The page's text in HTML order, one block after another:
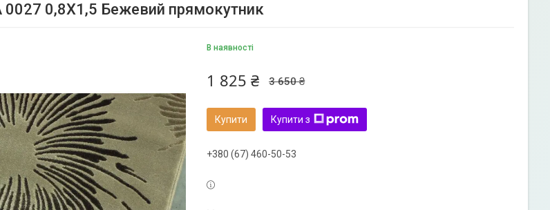
0027 0,8Х1,5 Бежевий прямокутник
В наявності
3 650 ₴
1 825 ₴
Купити Купити з
+380 (67) 460-50-53